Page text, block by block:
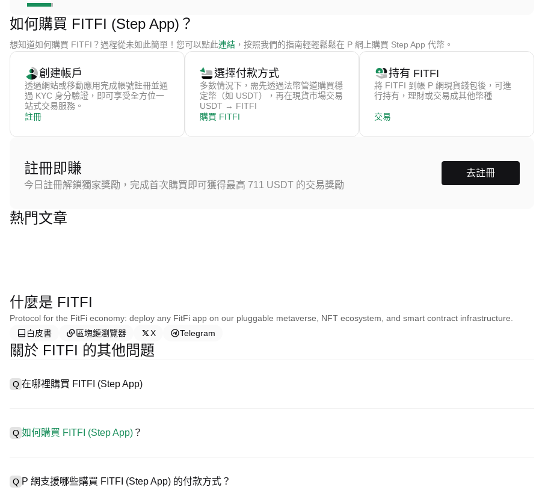
如何購買 FITFI (Step App)？
想知道如何購買 FITFI？過程從未如此簡單！您可以點此連結 ，按照我們的指南輕輕鬆鬆在 P 網上購買 Step App 代幣。
創建帳戶
透過網站或移動應用完成帳號註冊並通
過 KYC 身分驗證，即可享受全方位一
站式交易服務。
註冊
選擇付款方式
多數情況下，需先透過法幣管道購買穩
定幣（如 USDT），再在現貨市場交易
USDT → FITFI
購買 FITFI
持有 FITFI
將 FITFI 到帳 P 網現貨錢包後，可進
行持有，理財或交易成其他幣種
交易
註冊即賺
今日註冊解鎖獨家獎勵，完成首次購買即可獲得最高 711 USDT 的交易獎勵
去註冊
熱門文章
什麼是 FITFI
Protocol for the FitFi economy: deploy any FitFi app on our pluggable metaverse, NFT ecosystem, and smart contract infrastructure.
白皮書
區塊鏈瀏覽器 X Telegram
關於 FITFI 的其他問題
Q 在哪裡購買 FITFI (Step App)
戶輕鬆交易。例如，P 網支援多種代幣交易，包括 FITFI，並提供具有競爭力的交易費用。
2. 在帳戶中存入法幣或加密貨幣。
3. 在 CEX 中搜尋 FITFI。
Q 如何購買 FITFI (Step App) ？
Q P 網支援哪些購買 FITFI (Step App) 的付款方式？